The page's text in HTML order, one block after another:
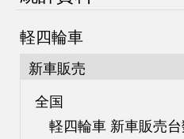
軽四輪車
新車販売
全国
軽四輪車 新車販売